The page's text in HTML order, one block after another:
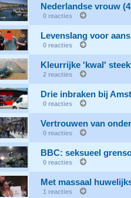
Nederlandse vrouw
0 reacties
Levenslang voor
0 reacties
Kleurrijke 'kwal'
2 reacties
Drie inbraken bij
0 reacties
Vertrouwen van
0 reacties
BBC: seksueel
0 reacties
Met massaal
1 reacties